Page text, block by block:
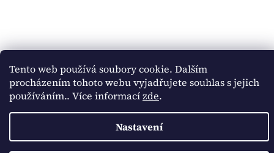
Tento web používá soubory cookie. Dalším
procházením tohoto webu vyjadřujete souhlas s jejich
používáním.. Více informacízde.
Nastavení
Vytvořil Shoptet
Copyright 2026Profimašiny.cz. Všechna práva
vyhrazena.